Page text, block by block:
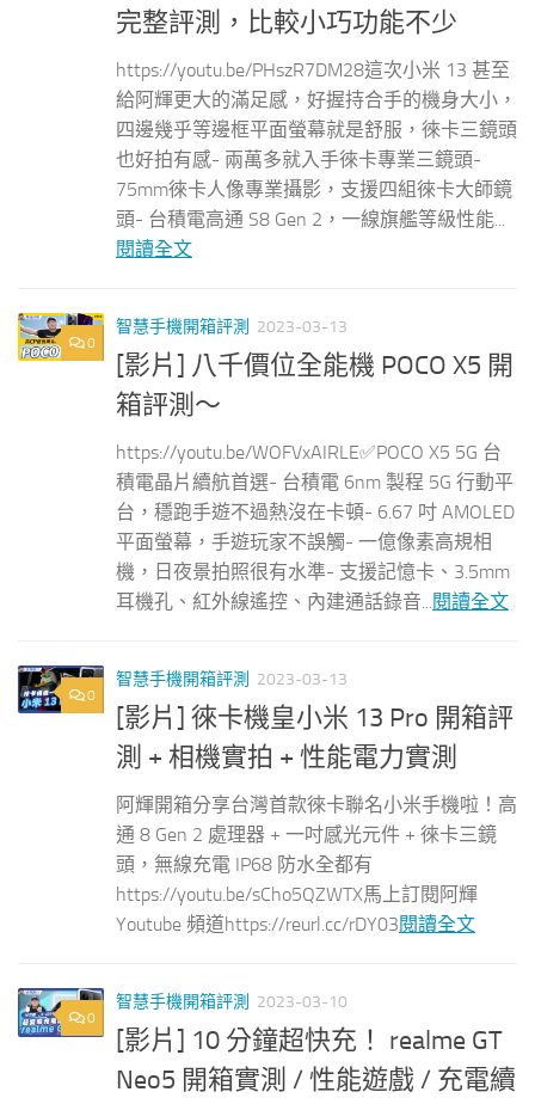
完整評測，比較小巧功能不少
https://youtu.be/PHszR7DM28這次小米 13 甚至
給阿輝更大的滿足感，好握持合手的機身大小，
四邊幾乎等邊框平面螢幕就是舒服，徠卡三鏡頭
也好拍有感- 兩萬多就入手徠卡專業三鏡頭-
75mm徠卡人像專業攝影，支援四組徠卡大師鏡
頭- 台積電高通 S8 Gen 2，一線旗艦等級性能...
閱讀全文
0
智慧手機開箱評測 2023-03-13
[影片] 八千價位全能機 POCO X5 開
箱評測～
https://youtu.be/WOFVxAIRLE✅POCO X5 5G 台
積電晶片續航首選- 台積電 6nm 製程 5G 行動平
台，穩跑手遊不過熱沒在卡頓- 6.67 吋 AMOLED
平面螢幕，手遊玩家不誤觸- 一億像素高規相
機，日夜景拍照很有水準- 支援記憶卡、3.5mm
耳機孔、紅外線遙控、內建通話錄音...閱讀全文
0
智慧手機開箱評測 2023-03-13
[影片] 徠卡機皇小米 13 Pro 開箱評
測 + 相機實拍 + 性能電力實測
阿輝開箱分享台灣首款徠卡聯名小米手機啦！高
通 8 Gen 2 處理器 + 一吋感光元件 + 徠卡三鏡
頭，無線充電 IP68 防水全都有
https://youtu.be/sCho5QZWTX馬上訂閱阿輝
Youtube 頻道https://reurl.cc/rDY03閱讀全文
0
智慧手機開箱評測 2023-03-10
[影片] 10 分鐘超快充！ realme GT
Neo5 開箱實測 / 性能遊戲 / 充電續